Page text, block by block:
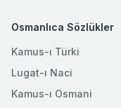
Osmanlıca Sözlükler
Kamus-ı Türki
Lugat-ı Naci
Kamus-ı Osmani